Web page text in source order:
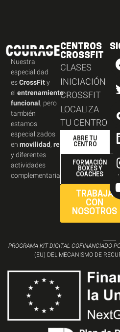
Nuestra
especialidad
esCrossFity
elentrenamiento
funcional, pero
también
estamos
especializados
enmovilidad,resistencia,
y diferentes
actividades
complementarias.
CENTROS
CROSSFIT
CLASES
INICIACIÓN
CROSSFIT
LOCALIZA
TU CENTRO
ABRE TU
CENTRO
FORMACIÓN
BOXES Y
COACHES
TRABAJA
CON
NOSOTROS
PROGRAMA KIT DIGITAL COFINANCIADO
(EU) DEL MECANISMO DE